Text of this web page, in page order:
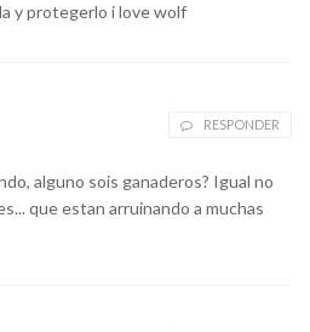
y protegerlo i love wolf
RESPONDER
alguno sois ganaderos? Igual no
que estan arruinando a muchas